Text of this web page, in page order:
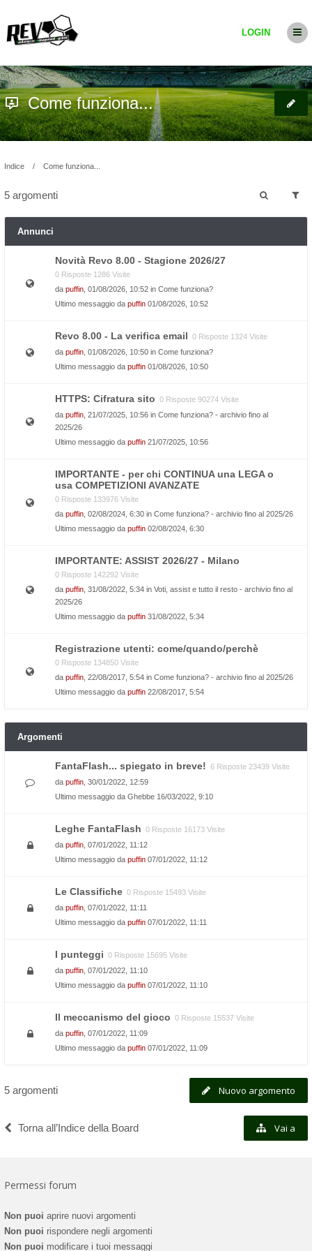
LOGIN
Come funziona...
Indice Come funziona...
5 argomenti
Annunci
Novità Revo 8.00 - Stagione 2026/27
0 Risposte 1286 Visite
da puffin , 01/08/2026, 10:52 in Come funziona?
Ultimo messaggio da puffin 01/08/2026, 10:52
Revo 8.00 - La verifica email 0 Risposte 1324 Visite
da puffin , 01/08/2026, 10:50 in Come funziona?
Ultimo messaggio da puffin 01/08/2026, 10:50
HTTPS: Cifratura sito 0 Risposte 90274 Visite
da puffin , 21/07/2025, 10:56 in Come funziona? - archivio fino al
2025/26
Ultimo messaggio da puffin 21/07/2025, 10:56
IMPORTANTE - per chi CONTINUA una LEGA o
usa COMPETIZIONI AVANZATE
0 Risposte 133976 Visite
da puffin , 02/08/2024, 6:30 in Come funziona? - archivio fino al 2025/26
Ultimo messaggio da puffin 02/08/2024, 6:30
IMPORTANTE: ASSIST 2026/27 - Milano
0 Risposte 142292 Visite
da puffin , 31/08/2022, 5:34 in Voti, assist e tutto il resto - archivio fino al
2025/26
Ultimo messaggio da puffin 31/08/2022, 5:34
Registrazione utenti: come/quando/perchè
0 Risposte 134850 Visite
da puffin , 22/08/2017, 5:54 in Come funziona? - archivio fino al 2025/26
Ultimo messaggio da puffin 22/08/2017, 5:54
Argomenti
FantaFlash... spiegato in breve! 6 Risposte 23439 Visite
da puffin , 30/01/2022, 12:59
Ultimo messaggio da Ghebbe 16/03/2022, 9:10
Leghe FantaFlash 0 Risposte 16173 Visite
da puffin , 07/01/2022, 11:12
Ultimo messaggio da puffin 07/01/2022, 11:12
Le Classifiche 0 Risposte 15493 Visite
da puffin , 07/01/2022, 11:11
Ultimo messaggio da puffin 07/01/2022, 11:11
I punteggi 0 Risposte 15695 Visite
da puffin , 07/01/2022, 11:10
Ultimo messaggio da puffin 07/01/2022, 11:10
Il meccanismo del gioco 0 Risposte 15537 Visite
da puffin , 07/01/2022, 11:09
Ultimo messaggio da puffin 07/01/2022, 11:09
Nuovo argomento
5 argomenti
Torna all’Indice della Board Vai a
Permessi forum
Non puoi aprire nuovi argomenti
Non puoi rispondere negli argomenti
Non puoi modificare i tuoi messaggi